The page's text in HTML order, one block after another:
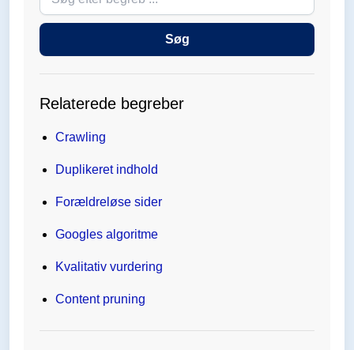
ordbogen
Søg
Relaterede begreber
Crawling
Duplikeret indhold
Forældreløse sider
Googles algoritme
Kvalitativ vurdering
Content pruning